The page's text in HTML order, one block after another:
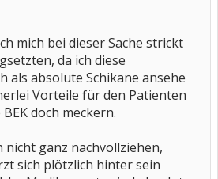
mich bei dieser Sache strickt
da ich diese
als absolute Schikane ansehe
Vorteile für den Patienten
doch meckern.
ganz nachvollziehen,
sich plötzlich hinter sein